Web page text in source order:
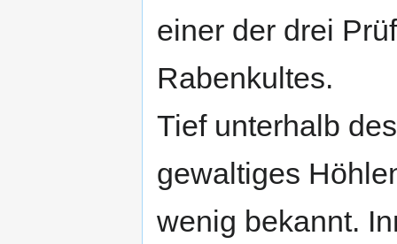
einer der drei
Rabenkultes.
Tief unterhalb
gewaltiges
wenig bekannt.